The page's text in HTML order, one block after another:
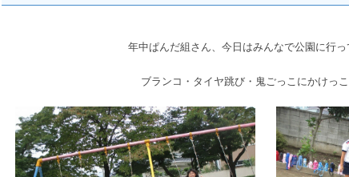
年中ぱんだ組さん、今日はみんなで公園に行
ブランコ・タイヤ跳び・鬼ごっこにかけっ